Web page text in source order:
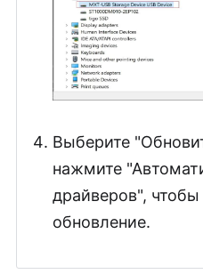
Выберите
нажмите
драйверов",
обновление.